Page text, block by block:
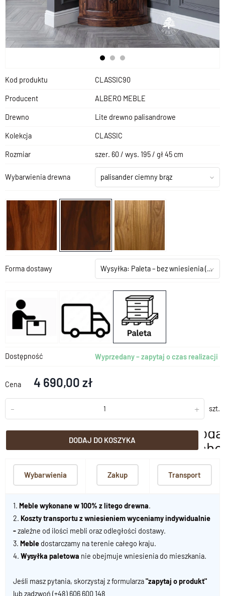
Kod produktu CLASSIC90
Producent ALBERO MEBLE
Drewno Lite drewno palisandrowe
Kolekcja CLASSIC
Rozmiar szer. 60 / wys. 195 / gł 45 cm
Wybarwienia drewna palisander ciemny brąz
Forma dostawy Wysyłka: Paleta – bez wniesienia(+199,00 zł)
Dostępność Wyprzedany – zapytaj o czas realizacji
Cena 4 690,00 zł
- + szt.
DODAJ DO KOSZYKA
Wybarwienia Zakup Transport
1. Meble wykonane w 100% z litego drewna.
2. Koszty transportu z wniesieniem wyceniamy indywidualnie
-zależne od ilości mebli oraz odległości dostawy.
3. Meble dostarczamy na terenie całego kraju.
4. Wysyłka paletowa nie obejmuje wniesienia do mieszkania.
Jeśli masz pytania, skorzystaj z formularza"zapytaj o produkt"
lub zadzwoń (+48) 606 600 148